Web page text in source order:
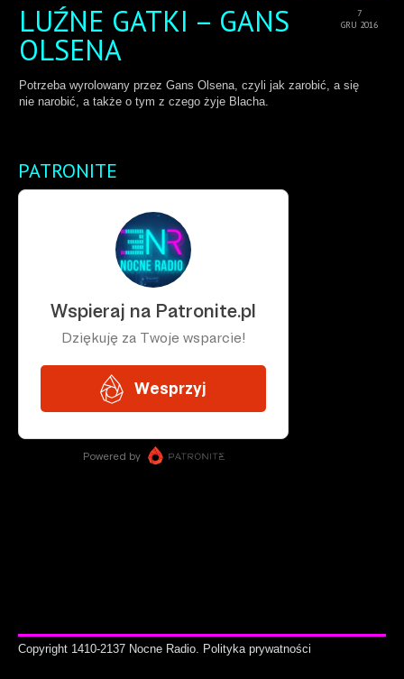
7
GRU 2016
LUŹNE GATKI – GANS
OLSENA
Potrzeba wyrolowany przez Gans Olsena, czyli jak zarobić, a się
nie narobić, a także o tym z czego żyje Blacha.
PATRONITE
Copyright 1410-2137 Nocne Radio. Polityka prywatności